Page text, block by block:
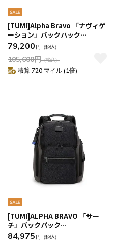
[TUMI]Alpha Bravo 「ナヴィゲ
ーション」バックパック
0232793CDE
79,200 円 （税込）
105,600円（税込）
積算 720 マイル (1倍)
[TUMI]ALPHA BRAVO 「サー
チ」バックパック
0232789DGMT
84,975 円 （税込）